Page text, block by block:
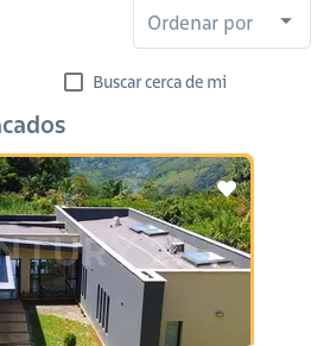
Ordenar por
Buscar cerca de mi